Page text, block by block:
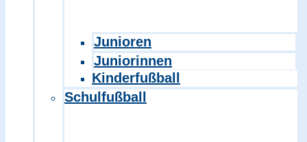
Junioren
Juniorinnen
Kinderfußball
Schulfußball